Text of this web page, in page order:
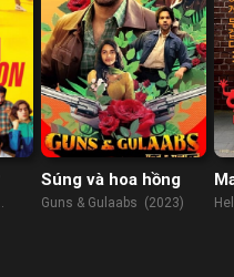
Súng và hoa hồng
Guns & Gulaabs (2023)